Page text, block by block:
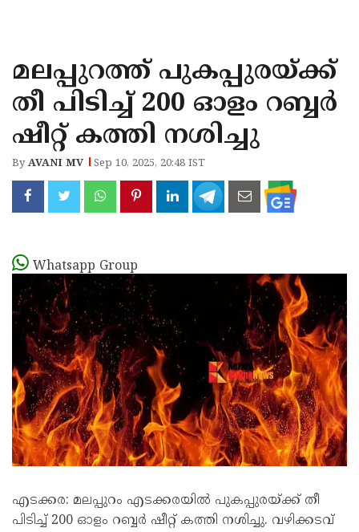
KANNUR
KASARAGOD
മലപ്പുറത്ത് പുകപ്പുരയ്ക്ക്
തീ പിടിച്ച് 200 ഓളം റബ്ബർ
ഷീറ്റ് കത്തി നശിച്ചു
ByAVANI MV Sep 10, 2025, 20:48 IST
Whatsapp Group
എടക്കര: മലപ്പുറം എടക്കരയിൽ പുകപ്പുരയ്ക്ക് തീ
പിടിച്ച് 200 ഓളം റബ്ബർ ഷീറ്റ് കത്തി നശിച്ചു. വഴിക്കടവ്